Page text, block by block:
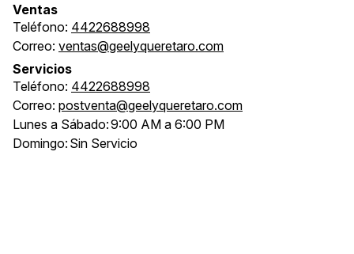
Ventas
Teléfono: 4422688998
Correo: ventas@geelyqueretaro.com
Servicios
Teléfono: 4422688998
Correo: postventa@geelyqueretaro.com
Lunes a Sábado:9:00 AM a 6:00 PM
Domingo: Sin Servicio